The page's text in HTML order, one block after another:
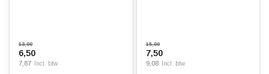
13,00
6,50
7,87 Incl. btw
15,00
7,50
9,08 Incl. btw